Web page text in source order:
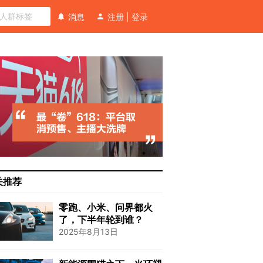
消息 注册 登录
推荐
零跑、小米、问界都火
了，下半年轮到谁？
2025年8月13日